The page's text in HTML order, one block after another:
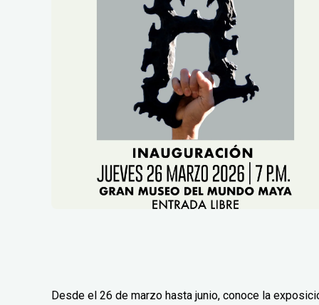
Desde el 26 de marzo hasta junio, conoce la